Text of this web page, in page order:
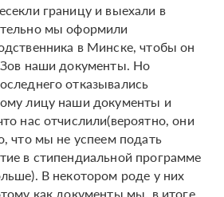
границу и выехали в
мы оформили
в Минске, чтобы он
наши документы. Но
отказывались
лицу наши документы и
нас отчислили(вероятно, они
что мы не успеем подать
в стипендиальной программе
В некотором роде у них